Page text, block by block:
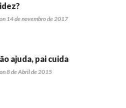
14 de novembro de 2017
ajuda, pai cuida
8 de Abril de 2015